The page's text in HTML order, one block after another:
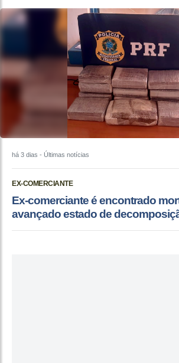
há 3 dias - Últimas notícias
EX-COMERCIANTE
Ex-comerciante é encontrado
avançado estado de